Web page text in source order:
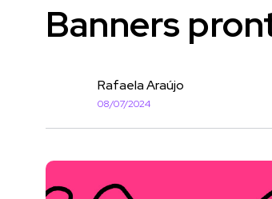
Banners
Rafaela Araújo
08/07/2024